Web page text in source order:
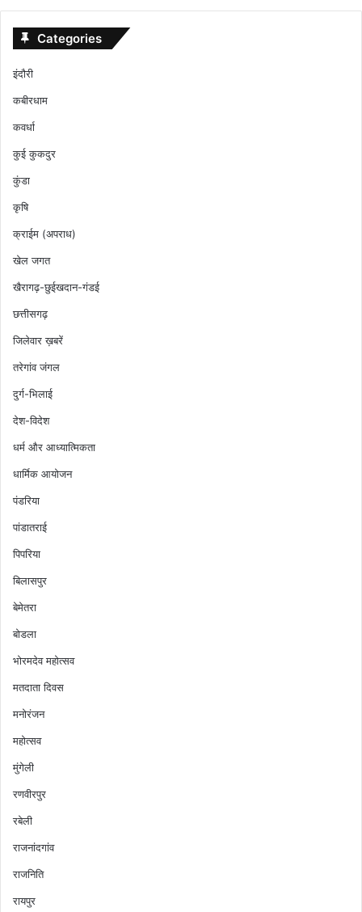
Categories
इंदौरी
कबीरधाम
कवर्धा
कुई कुकदुर
कुंडा
कृषि
क्राईम (अपराध)
खेल जगत
खैरागढ़-छुईखदान-गंडई
छत्तीसगढ़
जिलेवार ख़बरें
तरेगांव जंगल
दुर्ग-भिलाई
देश-विदेश
धर्म और आध्यात्मिकता
धार्मिक आयोजन
पंडरिया
पांडातराई
पिपरिया
बिलासपुर
बेमेतरा
बोडला
भोरमदेव महोत्सव
मतदाता दिवस
मनोरंजन
महोत्सव
मुंगेली
रणवीरपुर
रबेली
राजनांदगांव
राजनिति
रायपुर